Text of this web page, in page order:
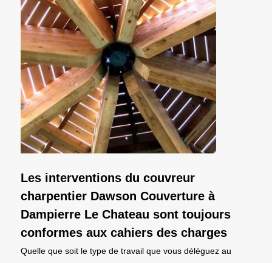
Les interventions du couvreur
charpentier Dawson Couverture à
Dampierre Le Chateau sont toujours
conformes aux cahiers des charges
Quelle que soit le type de travail que vous déléguez au